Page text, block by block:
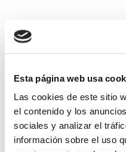
Esta página web usa
Las cookies de este sitio
el contenido y los
sociales y analizar el
información sobre el uso
¿Qué es Microsoft
Beneficios de la
Una suscripción de